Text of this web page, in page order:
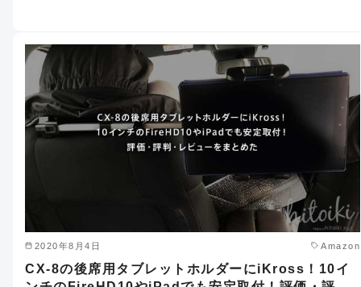
2020年8月4日 Amazon
CX-8の後席用タブレットホルダーにiKross！10イ